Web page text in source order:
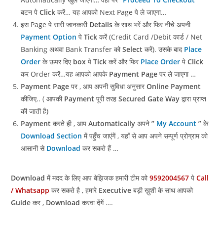
बटन पेClick करें… यह आपको Next Page पे ले जाएगा…
इस Page पे सारी जानकारी Details के साथ भरें और फिर नीचे अपनी
Payment Option पेTick करें (Credit Card /Debit कार्ड / Net
Banking अथवा Bank Transfer कोSelect करें). उसके बाद Place
Order के ऊपर दिए box पेTick करें और फिर Place Order पेClick
कर Order करें…यह आपको आपके Payment Page पर ले जाएगा …
Payment Page पर , आप अपनी सुविधा अनुसारOnline Payment
कीजिए.. ( आपकी Payment पूरी तरहSecured Gate Way द्वारा प्राप्त
की जाती है)
Payment करते ही , आपAutomatically अपने” My Account ”के
Download Section में पहुँच जाएंगें , यहाँ से आप अपने सम्पूर्ण प्रोग्राम को
आसानी से Download कर सकते हैं …
Download में मदद के लिए आप बेझिजक हमारी टीम को9592004567 पेCall
/ Whatsapp कर सकते है , हमारे Executive बड़ी ख़ुशी के साथ आपको
Guide कर , Download करवा देंगें ….